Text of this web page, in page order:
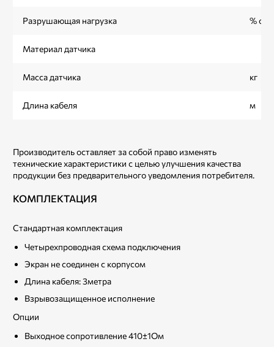
Разрушающая нагрузка % от
Материал датчика
Масса датчика кг
Длина кабеля м
Производитель оставляет за собой право изменять
технические характеристики с целью улучшения качества
продукции без предварительного уведомления потребителя.
КОМПЛЕКТАЦИЯ
Стандартная комплектация
Четырехпроводная схема подключения
Экран не соединен с корпусом
Длина кабеля: 3метра
Взрывозащищенное исполнение
Опции
Выходное сопротивление 410±1Ом